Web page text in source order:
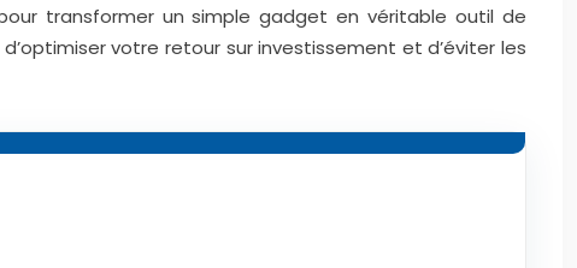
transformer un simple gadget en véritable outil de
votre retour sur investissement et d’éviter les